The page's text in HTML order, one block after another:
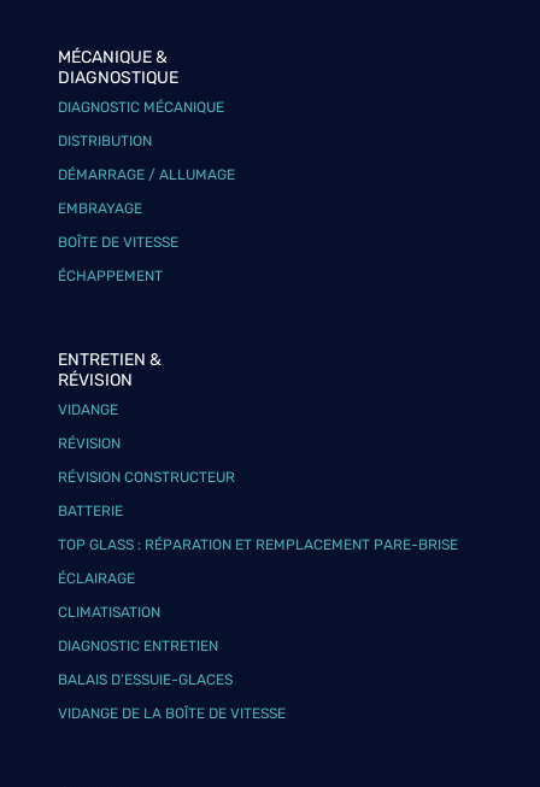
MÉCANIQUE &
DIAGNOSTIQUE
DIAGNOSTIC MÉCANIQUE
DISTRIBUTION
DÉMARRAGE / ALLUMAGE
EMBRAYAGE
BOÎTE DE VITESSE
ÉCHAPPEMENT
ENTRETIEN &
RÉVISION
VIDANGE
RÉVISION
RÉVISION CONSTRUCTEUR
BATTERIE
TOP GLASS : RÉPARATION ET REMPLACEMENT PARE-BRISE
ÉCLAIRAGE
CLIMATISATION
DIAGNOSTIC ENTRETIEN
BALAIS D’ESSUIE-GLACES
VIDANGE DE LA BOÎTE DE VITESSE